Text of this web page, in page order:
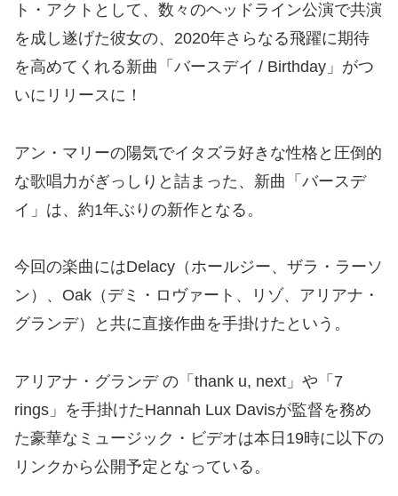
ト・アクトとして、数々のヘッドライン公演で共演
を成し遂げた彼女の、2020年さらなる飛躍に期待
を高めてくれる新曲「バースデイ / Birthday」がつ
いにリリースに！
アン・マリーの陽気でイタズラ好きな性格と圧倒的
な歌唱力がぎっしりと詰まった、新曲「バースデ
イ」は、約1年ぶりの新作となる。
今回の楽曲にはDelacy（ホールジー、ザラ・ラーソ
ン）、Oak（デミ・ロヴァート、リゾ、アリアナ・
グランデ）と共に直接作曲を手掛けたという。
アリアナ・グランデ の「thank u, next」や「7
rings」を手掛けたHannah Lux Davisが監督を務め
た豪華なミュージック・ビデオは本日19時に以下の
リンクから公開予定となっている。